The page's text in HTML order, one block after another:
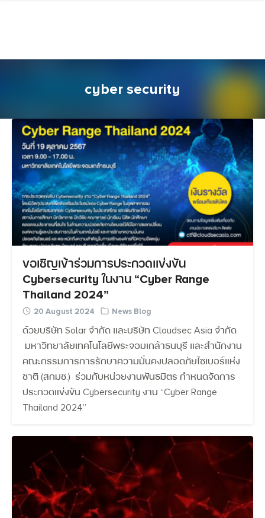
cyber security
ขอเชิญเข้าร่วมการประกวดแข่งขัน
Cybersecurity ในงาน “Cyber Range
Thailand 2024”
20 August 2024 News Blog
ด้วยบริษัท Solar จำกัด และบริษัท Cloudsec Asia จำกัด
มหาวิทยาลัยเทคโนโลยีพระจอมเกล้าธนบุรี และสำนักงาน
คณะกรรมการการรักษาความมั่นคงปลอดภัยไซเบอร์แห่ง
ชาติ (สกมช.) ร่วมกับหน่วยงานพันธมิตร กำหนดจัดการ
ประกวดแข่งขัน Cybersecurity งาน “Cyber Range
Thailand 2024”